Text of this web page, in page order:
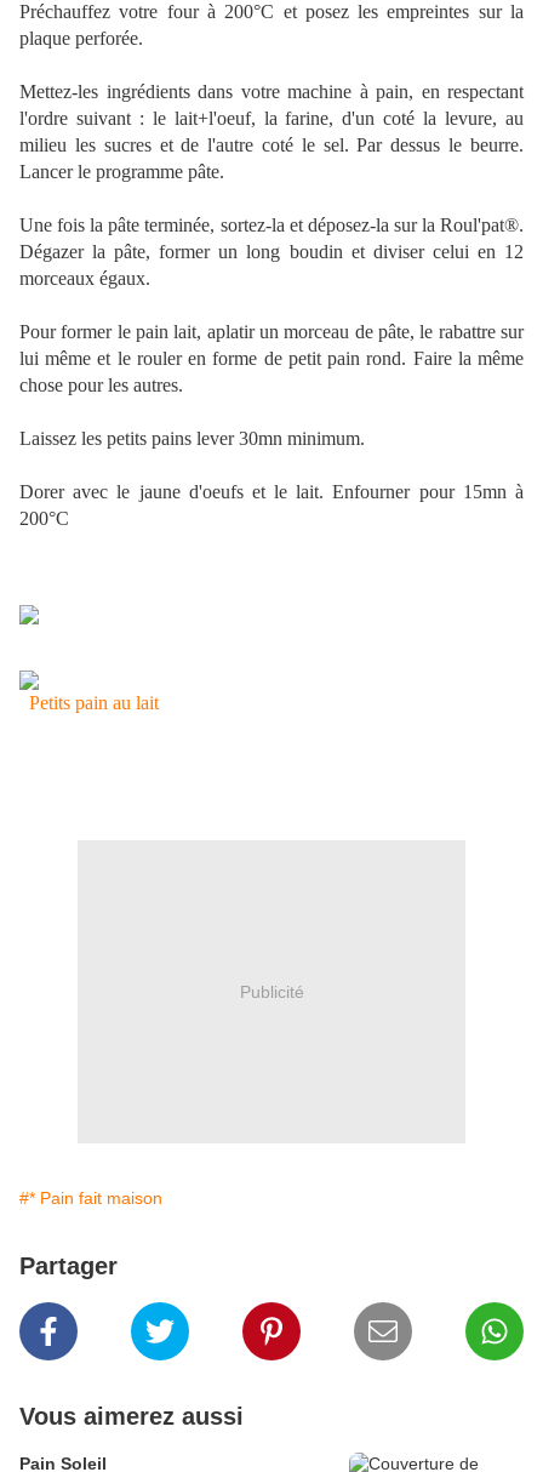
Préchauffez votre four à 200°C et posez les empreintes sur la
plaque perforée.
Mettez-les ingrédients dans votre machine à pain, en respectant
l'ordre suivant : le lait+l'oeuf, la farine, d'un coté la levure, au
milieu les sucres et de l'autre coté le sel. Par dessus le beurre.
Lancer le programme pâte.
Une fois la pâte terminée, sortez-la et déposez-la sur la Roul'pat®.
Dégazer la pâte, former un long boudin et diviser celui en 12
morceaux égaux.
Pour former le pain lait, aplatir un morceau de pâte, le rabattre sur
lui même et le rouler en forme de petit pain rond. Faire la même
chose pour les autres.
Laissez les petits pains lever 30mn minimum.
Dorer avec le jaune d'oeufs et le lait. Enfourner pour 15mn à
200°C
Petits pain au lait
Publicité
#* Pain fait maison
Partager
Vous aimerez aussi
Pain Soleil